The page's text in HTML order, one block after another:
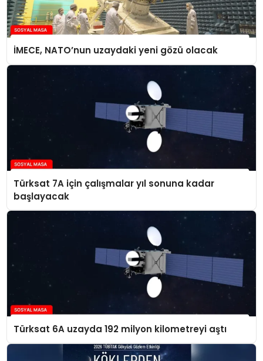
İMECE, NATO’nun uzaydaki yeni gözü olacak
Türksat 7A için çalışmalar yıl sonuna kadar
başlayacak
Türksat 6A uzayda 192 milyon kilometreyi aştı